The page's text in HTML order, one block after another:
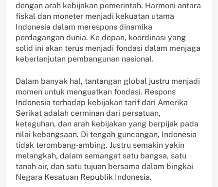
dengan arah kebijakan pemerintah. Harmoni antara
fiskal dan moneter menjadi kekuatan utama
Indonesia dalam merespons dinamika
perdagangan dunia. Ke depan, koordinasi yang
solid ini akan terus menjadi fondasi dalam menjaga
keberlanjutan pembangunan nasional.
Dalam banyak hal, tantangan global justru menjadi
momen untuk menguatkan fondasi. Respons
Indonesia terhadap kebijakan tarif dari Amerika
Serikat adalah cerminan dari persatuan,
keteguhan, dan arah kebijakan yang berpijak pada
nilai kebangsaan. Di tengah guncangan, Indonesia
tidak terombang-ambing. Justru semakin yakin
melangkah, dalam semangat satu bangsa, satu
tanah air, dan satu tujuan bersama dalam bingkai
Negara Kesatuan Republik Indonesia.